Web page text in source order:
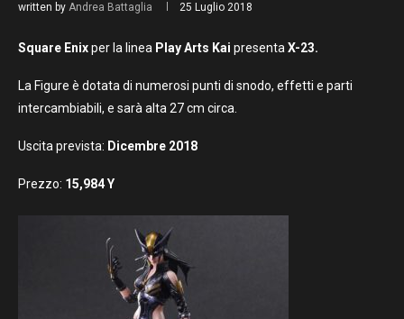
written by Andrea Battaglia 25 Luglio 2018
Square Enixper la linea Play Arts Kai presenta X-23.
La Figure è dotata di numerosi punti di snodo, effetti e parti
intercambiabili, e sarà alta 27 cm circa.
Uscita prevista: Dicembre 2018
Prezzo: 15,984Y